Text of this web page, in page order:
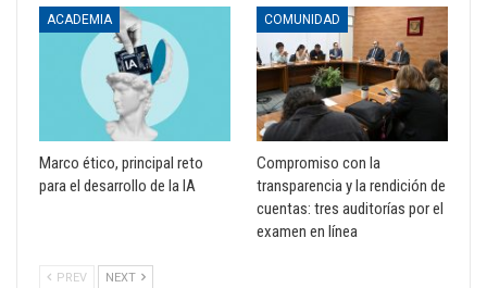
ACADEMIA
Marco ético, principal reto
para el desarrollo de la IA
COMUNIDAD
Compromiso con la
transparencia y la rendición de
cuentas: tres auditorías por el
examen en línea
PREV NEXT